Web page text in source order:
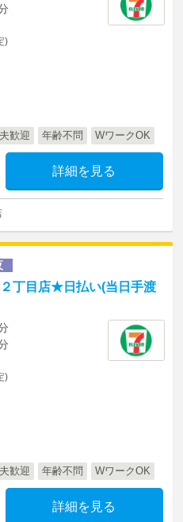
)
歓迎 年齢不問 WワークOK
詳細を見る
丁目店★日払い(当日手渡
)
歓迎 年齢不問 WワークOK
詳細を見る